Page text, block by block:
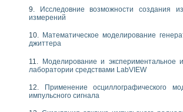
течения в расширяющемся канале
«Изучение магнитных свойств ферромагнетиков.
интерфейсов обмена по протоколам RS232 и
переходных характеристик асинхронных
результатов измерительного экспримента
измерений с помощью LabVIEW
Назначение. Состав. Возможности
Исследовние возможности создания
измерений
Математическое моделирование
джиттера
Моделирование и
лаборатории средствами LabVIEW
Применение осциллографического
импульсного сигнала